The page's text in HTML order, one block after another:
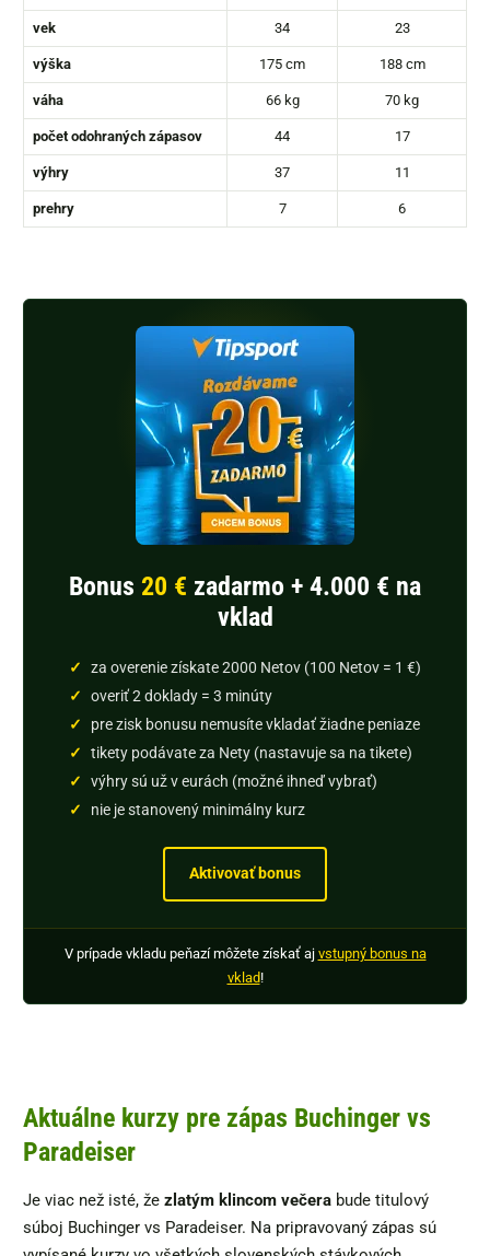
vek 34 23
výška 175 cm 188 cm
váha 66 kg 70 kg
počet odohraných zápasov 44 17
výhry 37 11
prehry 7 6
Bonus 20 € zadarmo + 4.000 € na
vklad
za overenie získate 2000 Netov (100 Netov = 1 €)
overiť 2 doklady = 3 minúty
pre zisk bonusu nemusíte vkladať žiadne peniaze
tikety podávate za Nety (nastavuje sa na tikete)
výhry sú už v eurách (možné ihneď vybrať)
nie je stanovený minimálny kurz
Aktivovať bonus
V prípade vkladu peňazí môžete získať aj vstupný bonus na
vklad!
Aktuálne kurzy pre zápas Buchinger vs
Paradeiser
Je viac než isté, že zlatým klincom večera bude titulový
súboj Buchinger vs Paradeiser. Na pripravovaný zápas sú